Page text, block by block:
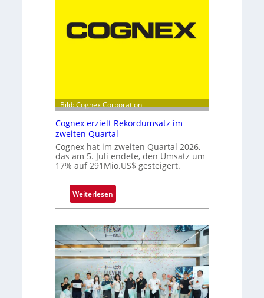
p
e
z
e
b
e
i
m
r
a
n
h
o
f
e
r
Bild: Cognex Corporation
Cognex erzielt Rekordumsatz im
zweiten Quartal
Cognex hat im zweiten Quartal 2026,
das am 5. Juli endete, den Umsatz um
17% auf 291Mio.US$ gesteigert.
Weiterlesen:
C
g
n
e
x
e
r